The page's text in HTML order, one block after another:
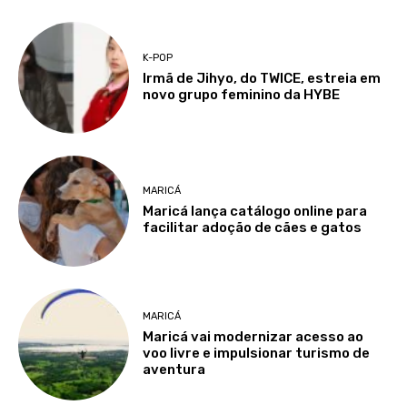
K-POP
Irmã de Jihyo, do TWICE, estreia em
novo grupo feminino da HYBE
MARICÁ
Maricá lança catálogo online para
facilitar adoção de cães e gatos
MARICÁ
Maricá vai modernizar acesso ao
voo livre e impulsionar turismo de
aventura